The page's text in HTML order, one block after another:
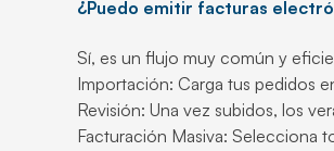
¿Puedo emitir facturas
Sí, es un flujo muy común y
Importación: Carga tus pedidos
Revisión: Una vez subidos, los
Facturación Masiva: Selecciona